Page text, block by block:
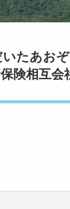
一覧
一覧
一覧
たあお
険相互会